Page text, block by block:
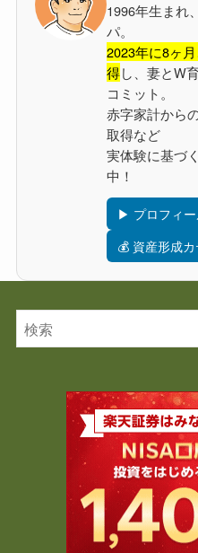
1996年生まれ
パ。
2023年に8ヶ
得し、妻とW
コミット。
赤字家計から
取得など
実体験に基づ
中！
▶ プロフィ
💰 資産形成